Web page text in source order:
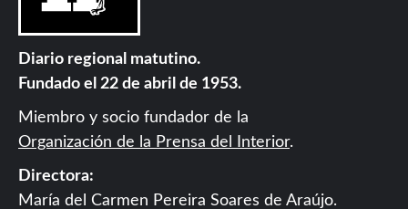
Diario regional matutino.
Fundado el 22 de abril de 1953.
Miembro y socio fundador de la
Organización de la Prensa del Interior.
Directora:
María del Carmen Pereira Soares de Araújo.